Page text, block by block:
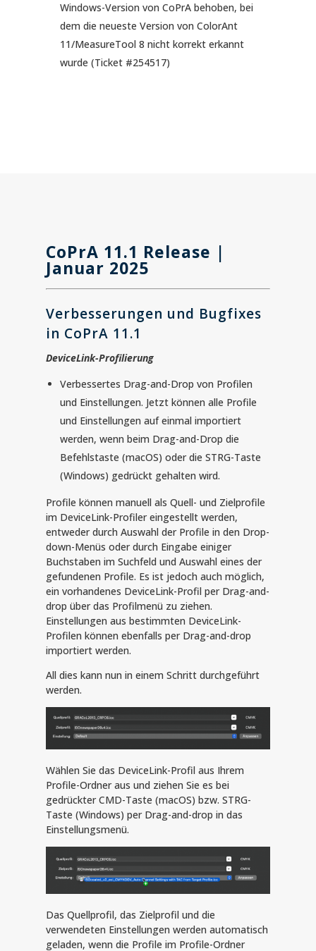
Windows-Version von CoPrA behoben, bei
dem die neueste Version von ColorAnt
11/MeasureTool 8 nicht korrekt erkannt
wurde (Ticket #254517)
CoPrA 11.1 Release |
Januar 2025
Verbesserungen und Bugfixes
in CoPrA 11.1
DeviceLink-Profilierung
Verbessertes Drag-and-Drop von Profilen
und Einstellungen. Jetzt können alle Profile
und Einstellungen auf einmal importiert
werden, wenn beim Drag-and-Drop die
Befehlstaste (macOS) oder die STRG-Taste
(Windows) gedrückt gehalten wird.
Profile können manuell als Quell- und Zielprofile
im DeviceLink-Profiler eingestellt werden,
entweder durch Auswahl der Profile in den Drop-
down-Menüs oder durch Eingabe einiger
Buchstaben im Suchfeld und Auswahl eines der
gefundenen Profile. Es ist jedoch auch möglich,
ein vorhandenes DeviceLink-Profil per Drag-and-
drop über das Profilmenü zu ziehen.
Einstellungen aus bestimmten DeviceLink-
Profilen können ebenfalls per Drag-and-drop
importiert werden.
All dies kann nun in einem Schritt durchgeführt
werden.
Wählen Sie das DeviceLink-Profil aus Ihrem
Profile-Ordner aus und ziehen Sie es bei
gedrückter CMD-Taste (macOS) bzw. STRG-
Taste (Windows) per Drag-and-drop in das
Einstellungsmenü.
Das Quellprofil, das Zielprofil und die
verwendeten Einstellungen werden automatisch
geladen, wenn die Profile im Profile-Ordner